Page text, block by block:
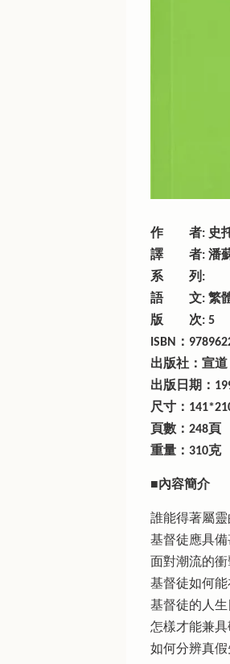
作 者: 史
譯 者: 潘蘇
系 列:
語 文: 繁
版 次: 5
ISBN：
出版社：宣道
出版日期：
尺寸：
頁數：248頁
重量：310克
■內容簡介
誰能得著屬靈
基督徒應具備
面對潮流的
基督徒如何
基督徒的人生
怎樣才能兼
如何分辨真假